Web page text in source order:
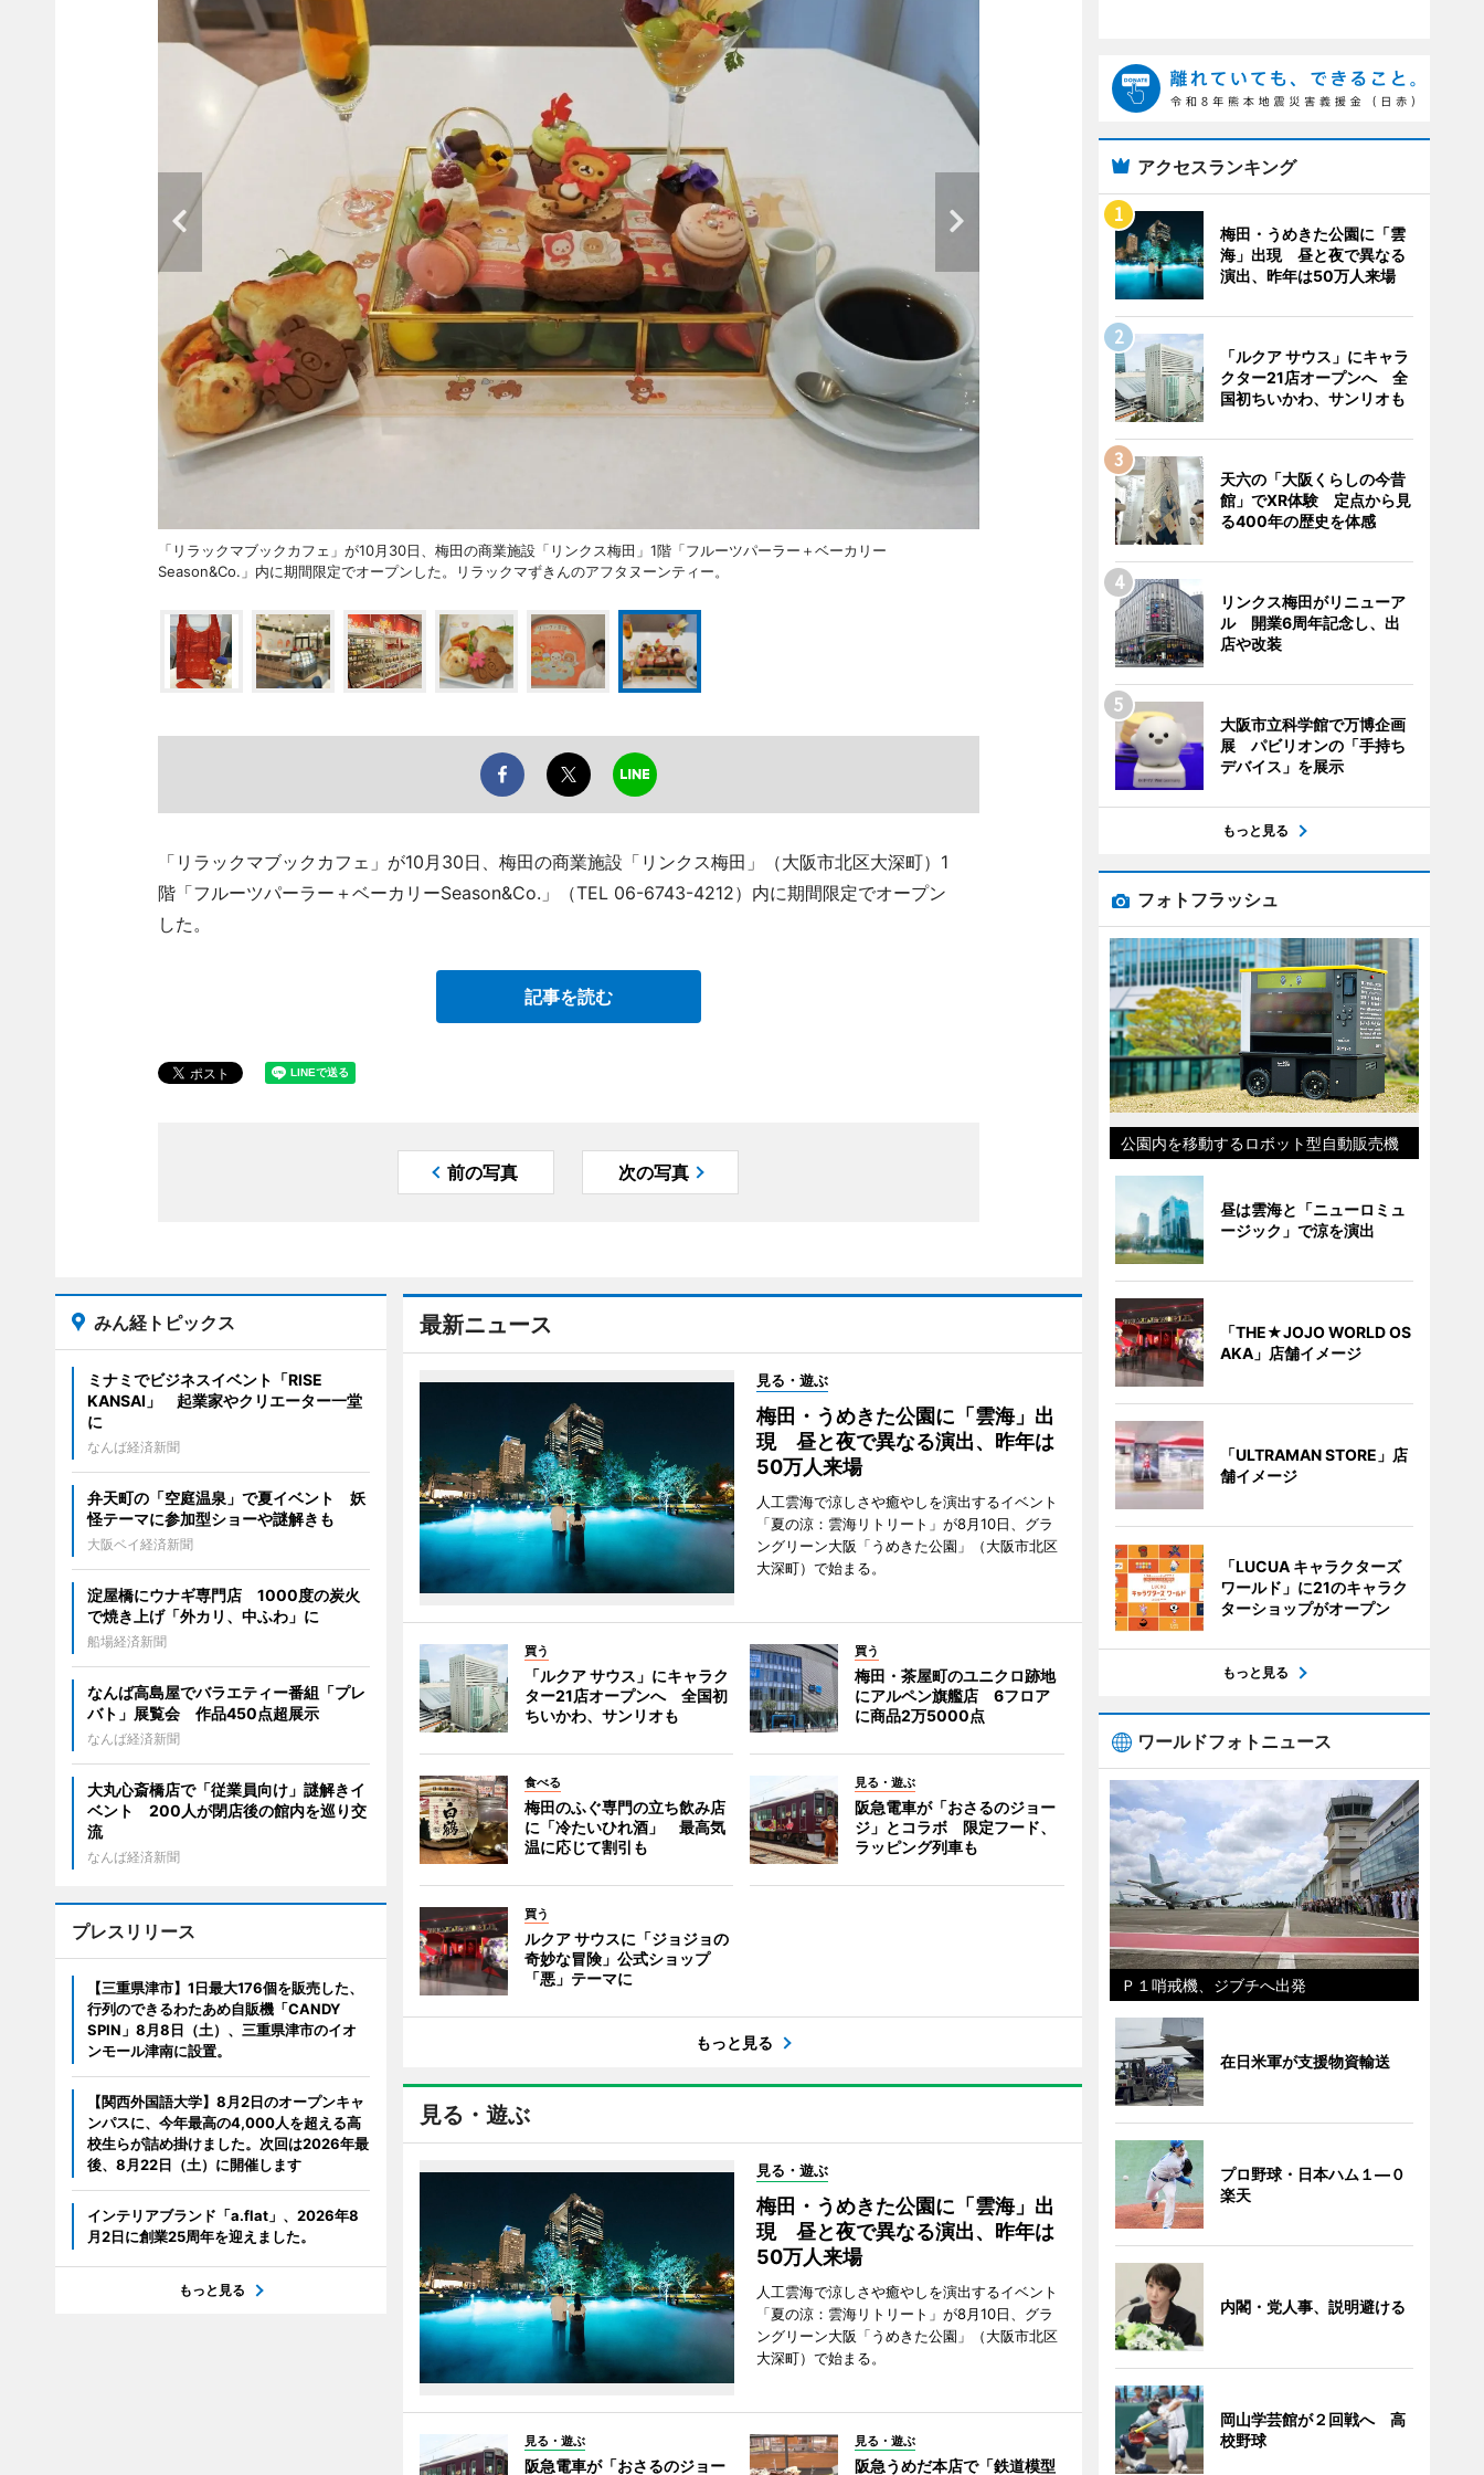
「リラックマブックカフェ」が10月30日、梅田の商業施設「リンクス梅田」1階「フルーツパーラー＋ベーカリー
Season&Co.」内に期間限定でオープンした。リラックマずきんのアフタヌーンティー。
「リラックマブックカフェ」が10月30日、梅田の商業施設「リンクス梅田」（大阪市北区大深町）1
階「フルーツパーラー＋ベーカリーSeason&Co.」（TEL 06-6743-4212）内に期間限定でオープン
した。
記事を読む
前の写真 次の写真
最新ニュース
見る・遊ぶ
梅田・うめきた公園に「雲海」出
現 昼と夜で異なる演出、昨年は
50万人来場
人工雲海で涼しさや癒やしを演出するイベント
「夏の涼：雲海リトリート」が8月10日、グラ
ングリーン大阪「うめきた公園」（大阪市北区
大深町）で始まる。
買う
「ルクア サウス」にキャラク
ター21店オープンへ 全国初
ちいかわ、サンリオも
買う
梅田・茶屋町のユニクロ跡地
にアルペン旗艦店 6フロア
に商品2万5000点
食べる
梅田のふぐ専門の立ち飲み店
に「冷たいひれ酒」 最高気
温に応じて割引も
見る・遊ぶ
阪急電車が「おさるのジョー
ジ」とコラボ 限定フード、
ラッピング列車も
買う
ルクア サウスに「ジョジョの
奇妙な冒険」公式ショップ
「悪」テーマに
もっと見る
見る・遊ぶ
見る・遊ぶ
梅田・うめきた公園に「雲海」出
現 昼と夜で異なる演出、昨年は
50万人来場
人工雲海で涼しさや癒やしを演出するイベント
「夏の涼：雲海リトリート」が8月10日、グラ
ングリーン大阪「うめきた公園」（大阪市北区
大深町）で始まる。
見る・遊ぶ
阪急電車が「おさるのジョー
見る・遊ぶ
阪急うめだ本店で「鉄道模型
みん経トピックス
ミナミでビジネスイベント「RISE
KANSAI」 起業家やクリエーター一堂
に
なんば経済新聞
弁天町の「空庭温泉」で夏イベント 妖
怪テーマに参加型ショーや謎解きも
大阪ベイ経済新聞
淀屋橋にウナギ専門店 1000度の炭火
で焼き上げ「外カリ、中ふわ」に
船場経済新聞
なんば高島屋でバラエティー番組「プレ
バト」展覧会 作品450点超展示
なんば経済新聞
大丸心斎橋店で「従業員向け」謎解きイ
ベント 200人が閉店後の館内を巡り交
流
なんば経済新聞
プレスリリース
【三重県津市】1日最大176個を販売した、
行列のできるわたあめ自販機「CANDY
SPIN」8月8日（土）、三重県津市のイオ
ンモール津南に設置。
【関西外国語大学】8月2日のオープンキャ
ンパスに、今年最高の4,000人を超える高
校生らが詰め掛けました。次回は2026年最
後、8月22日（土）に開催します
インテリアブランド「a.flat」、2026年8
月2日に創業25周年を迎えました。
もっと見る
アクセスランキング
梅田・うめきた公園に「雲
海」出現 昼と夜で異なる
演出、昨年は50万人来場
「ルクア サウス」にキャラ
クター21店オープンへ 全
国初ちいかわ、サンリオも
天六の「大阪くらしの今昔
館」でXR体験 定点から見
る400年の歴史を体感
リンクス梅田がリニューア
ル 開業6周年記念し、出
店や改装
大阪市立科学館で万博企画
展 パビリオンの「手持ち
デバイス」を展示
もっと見る
フォトフラッシュ
公園内を移動するロボット型自動販売機
昼は雲海と「ニューロミュ
ージック」で涼を演出
「THE★JOJO WORLD OS
AKA」店舗イメージ
「ULTRAMAN STORE」店
舗イメージ
「LUCUA キャラクターズ
ワールド」に21のキャラク
ターショップがオープン
もっと見る
ワールドフォトニュース
Ｐ１哨戒機、ジブチへ出発
在日米軍が支援物資輸送
プロ野球・日本ハム１―０
楽天
内閣・党人事、説明避ける
岡山学芸館が２回戦へ 高
校野球